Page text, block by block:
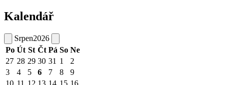
Kalendář
Srpen2026
Po Út St Čt Pá So Ne
27 28 29 30 31 1
2
3
4 5 6 7 8
9